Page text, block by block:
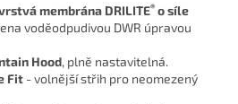
membrána DRILITE® o síle
voděodpudivou DWR úpravou
Hood, plně nastavitelná.
Fit - volnější střih pro neomezený